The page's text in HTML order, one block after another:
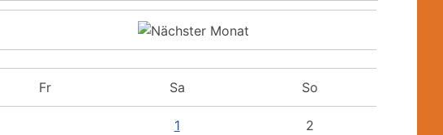
Fr Sa So
1 2